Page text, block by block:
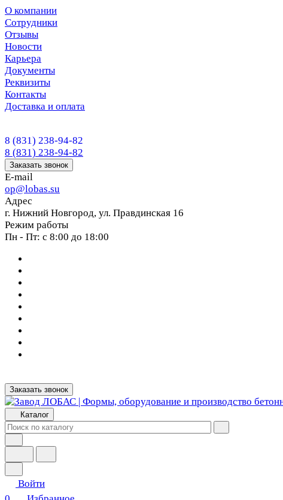
О компании
Сотрудники
Отзывы
Новости
Карьера
Документы
Реквизиты
Контакты
Доставка и оплата
8 (831) 238-94-82
8 (831) 238-94-82
Заказать звонок
E-mail
op@lobas.su
Адрес
г. Нижний Новгород, ул. Правдинская 16
Режим работы
Пн - Пт: с 8:00 до 18:00
Заказать звонок
Каталог
Войти